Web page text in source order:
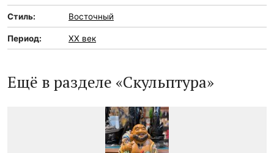
Стиль: Восточный
Период: XX век
Ещё в разделе «Скульптура»